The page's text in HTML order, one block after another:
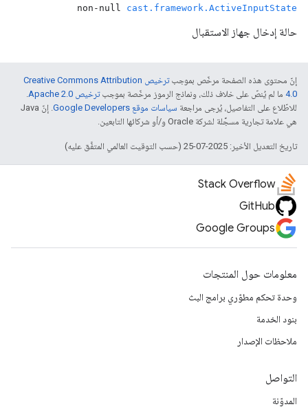
non-null cast.framework.ActiveInputState
حالة إدخال جهاز الاستقبال
إنّ محتوى هذه الصفحة مرخّص بموجب
ترخيص Creative Commons Attribution
4.0‏ ما لم يُنصّ على خلاف ذلك، ونماذج الرموز مرخّصة بموجبترخيص Apache 2.0‏
.
للاطّلاع على التفاصيل، يُرجى مراجعة سياسات موقع Google Developers‏
. إنّ Java
هي علامة تجارية مسجَّلة لشركة Oracle و/أو شركائها التابعين.
تاريخ التعديل الأخير: 2025-07-25 (حسب التوقيت العالمي المتفَّق عليه)
Stack Overflow
GitHub
Google Groups
معلومات حول المنتجات
وحدة تحكم مطوّري برامج البث
بنود الخدمة
ملاحظات الإصدار
التواصل
المدوّنة